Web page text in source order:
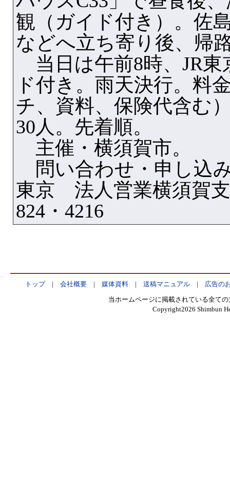
観（ガイド付き）。佐
などへ立ち寄り後、帰
当日は午前8時、JR東
ド付き。雨天決行。料
チ、資料、保険代含む
30人。先着順。
主催・横須賀市。
問い合わせ・申し込
東京 法人営業横須賀支
824・4216
トップ| 会社概要 | 媒体資料 | 送稿マニュアル | 広告の
当ホームページに掲載されている全て
Copyright2026 Shimbun